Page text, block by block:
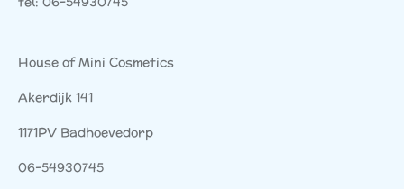
House of Mini Cosmetics
Akerdijk 141
1171PV Badhoevedorp
06-54930745